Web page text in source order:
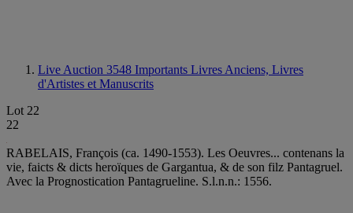
Live Auction 3548 Importants Livres Anciens, Livres
d'Artistes et Manuscrits
Lot 22
22
RABELAIS, François (ca. 1490-1553). Les Oeuvres... contenans la
vie, faicts & dicts heroïques de Gargantua, & de son filz Pantagruel.
Avec la Prognostication Pantagrueline. S.l.n.n.: 1556.